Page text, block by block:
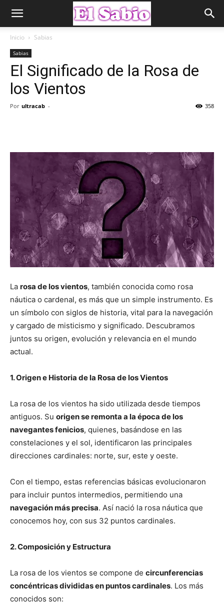
Inicio Sabias
Sabias
El Significado de la Rosa de
los Vientos
Por ultracab - 358
La rosa de los vientos, también conocida como rosa
náutica o cardenal, es más que un simple instrumento. Es
un símbolo con siglos de historia, vital para la navegación
y cargado de misticismo y significado. Descubramos
juntos su origen, evolución y relevancia en el mundo
actual.
1. Origen e Historia de la Rosa de los Vientos
La rosa de los vientos ha sido utilizada desde tiempos
antiguos. Su origen se remonta a la época de los
navegantes fenicios, quienes, basándose en las
constelaciones y el sol, identificaron las principales
direcciones cardinales: norte, sur, este y oeste.
Con el tiempo, estas referencias básicas evolucionaron
para incluir puntos intermedios, permitiendo una
navegación más precisa. Así nació la rosa náutica que
conocemos hoy, con sus 32 puntos cardinales.
2. Composición y Estructura
La rosa de los vientos se compone de circunferencias
concéntricas divididas en puntos cardinales. Los más
conocidos son: